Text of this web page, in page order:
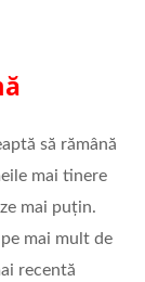
să rămână
mai tinere
mai puțin.
mai mult de
recentă